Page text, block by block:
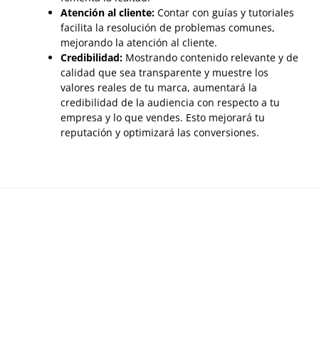
Atención al cliente:Contar con guías y tutoriales
facilita la resolución de problemas comunes,
mejorando la atención al cliente.
Credibilidad: Mostrando contenido relevante y de
calidad que sea transparente y muestre los
valores reales de tu marca, aumentará la
credibilidad de la audiencia con respecto a tu
empresa y lo que vendes. Esto mejorará tu
reputación y optimizará las conversiones.